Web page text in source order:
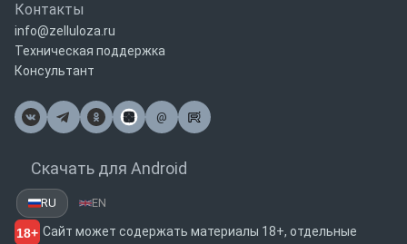
Контакты
info@zelluloza.ru
Техническая поддержка
Консультант
@
Почта
Скачать для Android
RU EN
18+ Сайт может содержать материалы 18+, отдельные